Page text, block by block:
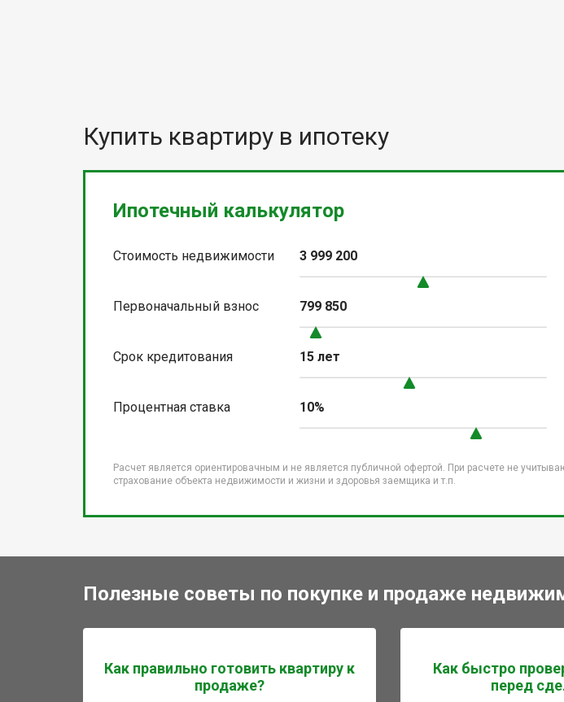
Купить квартиру в ипотеку
Ипотечный калькулятор
Стоимость недвижимости 3 999 200
Первоначальный взнос 799 850
Срок кредитования 15 лет
Процентная ставка 10%
Расчет является ориентировачным и не является публичной офертой. При расчете не
страхование объекта недвижимости и жизни и здоровья заемщика и т.п.
Полезные советы по покупке и продаже
Как правильно готовить квартиру к
продаже?
Как быстро
перед